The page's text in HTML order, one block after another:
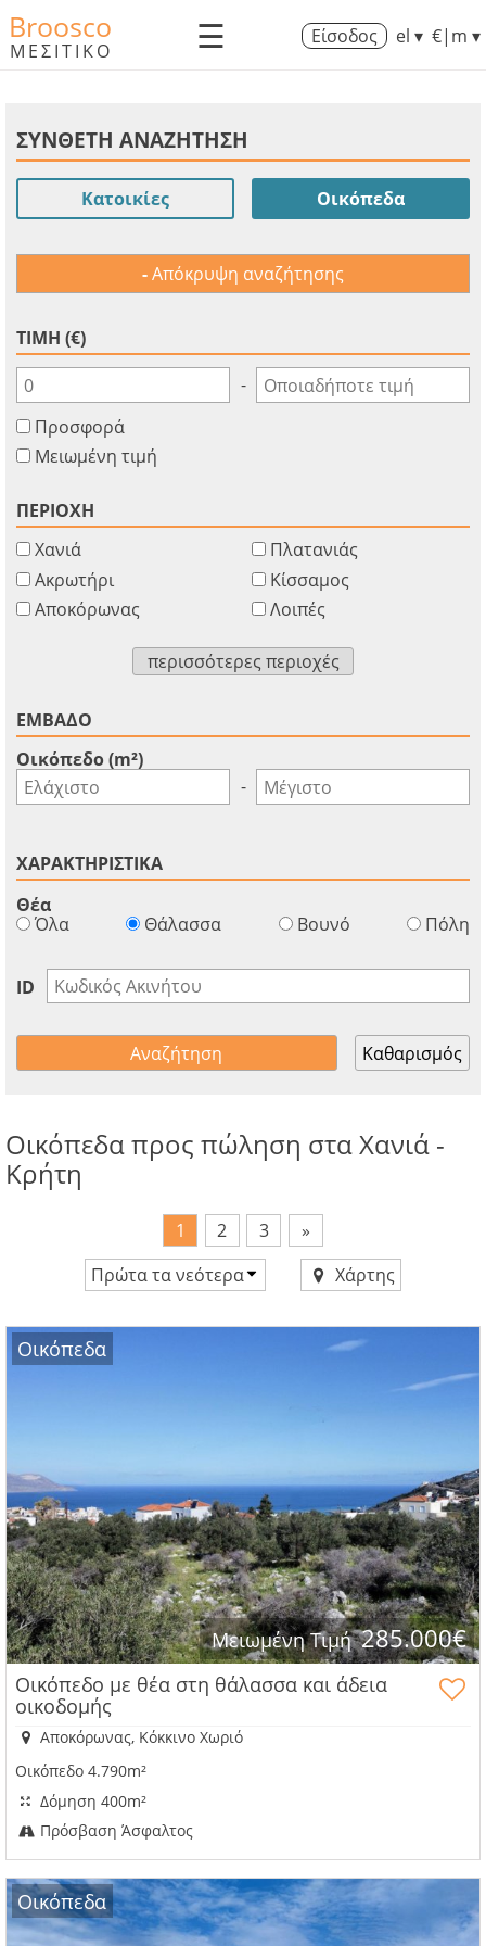
Broosco
ΜΕΣΙΤΙΚΟ ☰ Είσοδος el ▾ €|m ▾
Οικόπεδα προς πώληση στα Χανιά -
Κρήτη
1 2 3
»
Πρώτα τα νεότερα
Πρώτα τα νεότερα
Χάρτης
Οικόπεδα
Μειωμένη Τιμή285.000€
Οικόπεδο με θέα στη θάλασσα και άδεια
οικοδομής
Αποκόρωνας, Κόκκινο Χωριό
Οικόπεδο 4.790m²
Δόμηση 400m²
Πρόσβαση Άσφαλτος
Οικόπεδα
ΣΥΝΘΕΤΗ ΑΝΑΖΗΤΗΣΗ
Κατοικίες Οικόπεδα
Απόκρυψη αναζήτησης
ΤΙΜΗ (€)
-
Προσφορά
Μειωμένη τιμή
ΠΕΡΙΟΧΗ
Χανιά
Ακρωτήρι
Αποκόρωνας
Πλατανιάς
Κίσσαμος
Λοιπές
περισσότερες περιοχές
ΕΜΒΑΔΟ
Οικόπεδο (m²)
-
ΧΑΡΑΚΤΗΡΙΣΤΙΚΑ
Θέα
Όλα
Θάλασσα Βουνό Πόλη
ID
Καθαρισμός